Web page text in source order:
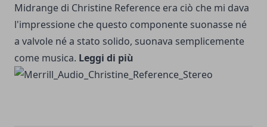
Midrange di Christine Reference era ciò che mi dava
l'impressione che questo componente suonasse né
a valvole né a stato solido, suonava semplicemente
come musica. Leggi di più